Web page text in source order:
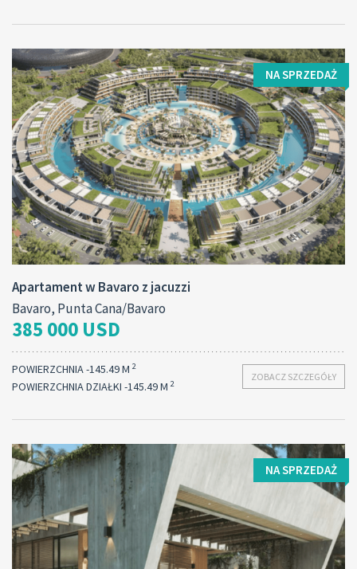
NA SPRZEDAŻ
Apartament w Bavaro z jacuzzi
Bavaro, Punta Cana/Bavaro
385 000 USD
ZOBACZ SZCZEGÓŁY
POWIERZCHNIA -145.49 M 2
POWIERZCHNIA DZIAŁKI -145.49 M 2
NA SPRZEDAŻ